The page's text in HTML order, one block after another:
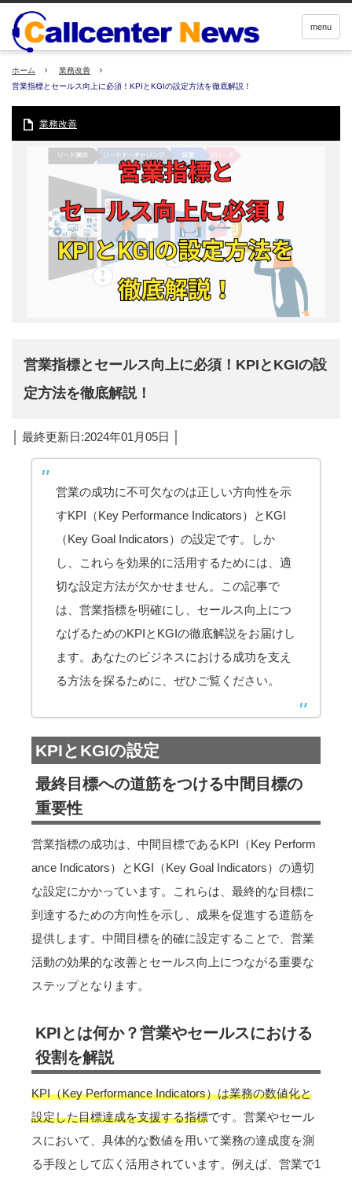
menu
ホーム
業務改善
営業指標とセールス向上に必須！KPIとKGIの設定方法を徹底解説！
業務改善
営業指標とセールス向上に必須！KPIとKGIの設
定方法を徹底解説！
│ 最終更新日:2024年01月05日 │
営業の成功に不可欠なのは正しい方向性を示
すKPI（Key Performance Indicators）とKGI
（Key Goal Indicators）の設定です。しか
し、これらを効果的に活用するためには、適
切な設定方法が欠かせません。この記事で
は、営業指標を明確にし、セールス向上につ
なげるためのKPIとKGIの徹底解説をお届けし
ます。あなたのビジネスにおける成功を支え
る方法を探るために、ぜひご覧ください。
KPIとKGIの設定
最終目標への道筋をつける中間目標の
重要性
営業指標の成功は、中間目標であるKPI（Key Perform
ance Indicators）とKGI（Key Goal Indicators）の適切
な設定にかかっています。これらは、最終的な目標に
到達するための方向性を示し、成果を促進する道筋を
提供します。中間目標を的確に設定することで、営業
活動の効果的な改善とセールス向上につながる重要な
ステップとなります。
KPIとは何か？営業やセールスにおける
役割を解説
KPI（Key Performance Indicators）は業務の数値化と
設定した目標達成を支援する指標です。営業やセール
スにおいて、具体的な数値を用いて業務の達成度を測
る手段として広く活用されています。例えば、営業で1